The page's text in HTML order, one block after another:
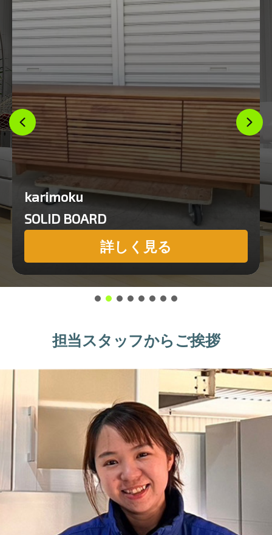
karimoku
SOLID BOARD
詳しく見る
担当スタッフからご挨拶